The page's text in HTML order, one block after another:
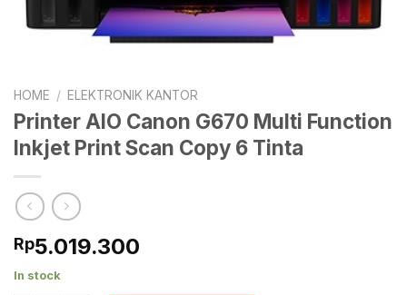
HOME / ELEKTRONIK KANTOR
Printer AIO Canon G670 Multi Function
Inkjet Print Scan Copy 6 Tinta
Rp5.019.300
In stock